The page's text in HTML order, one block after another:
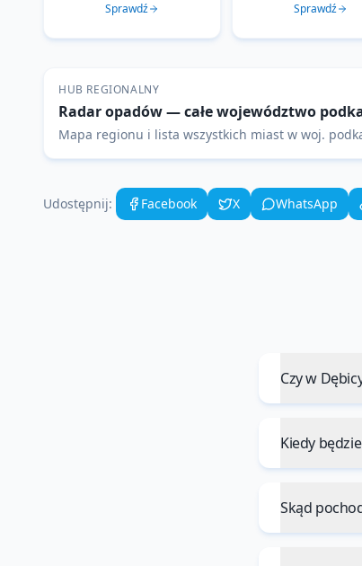
Sprawdź Sprawdź
HUB REGIONALNY
Radar opadów— całe województwo
Mapa regionu i lista wszystkich miast w woj.
Udostępnij: Facebook X WhatsApp
Czy w
Kiedy
Skąd